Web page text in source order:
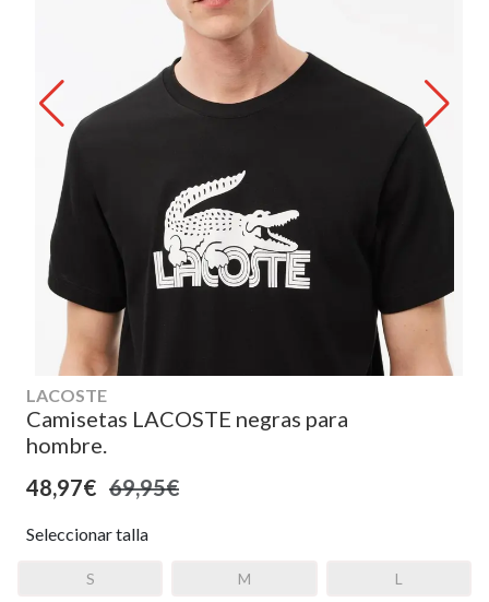
LACOSTE
Camisetas LACOSTE negras para
hombre.
48,97€ 69,95€
Seleccionar talla
S M L